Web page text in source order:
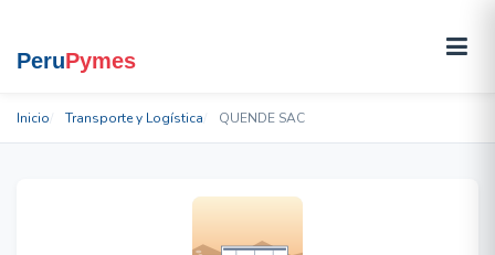
Inicio Transporte y Logística QUENDE SAC